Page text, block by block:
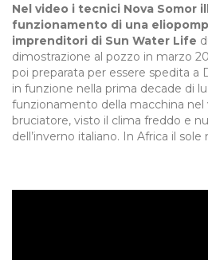
Nel video i tecnici Nova Somor
funzionamento di una
imprenditori di Sun Water Life
dimostrazione al pozzo in marzo
poi preparata per essere spedita a
in funzione nella prima decade di
funzionamento della macchina
bruciatore, visto il clima freddo e
dell’inverno italiano. In Africa il